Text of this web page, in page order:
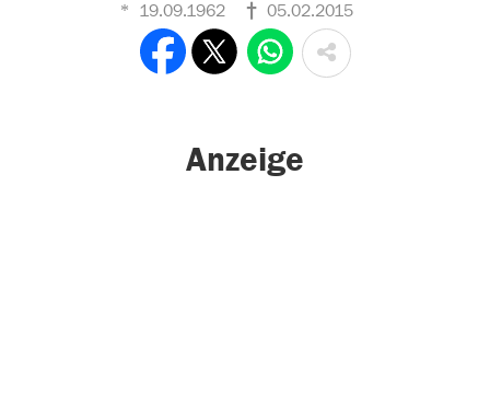
19.09.1962 05.02.2015
Anzeige